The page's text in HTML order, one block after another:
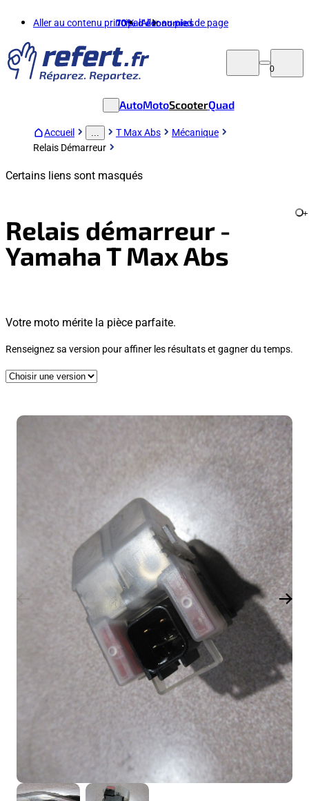
Aller au contenu principalAller au pied de page
70%d'économies
0
AutoMotoScooterQuad
Accueil T Max Abs
Mécanique
Relais Démarreur
Certains liens sont masqués
Relais démarreur -
Yamaha T Max Abs
+
Votre moto mérite la pièce parfaite.
Renseignez sa version pour affiner les résultats et gagner du temps.